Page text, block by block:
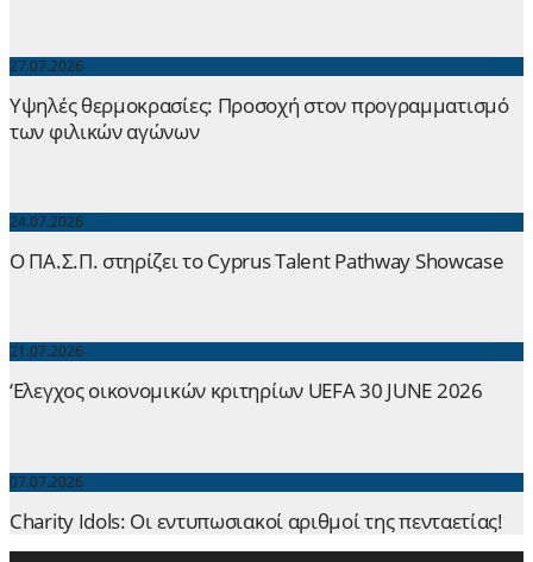
27.07.2026
Yψηλές θερμοκρασίες: Προσοχή στον προγραμματισμό
των φιλικών αγώνων
24.07.2026
Ο ΠΑ.Σ.Π. στηρίζει το Cyprus Talent Pathway Showcase
21.07.2026
‘Ελεγχος οικονομικών κριτηρίων UEFA 30 JUNE 2026
07.07.2026
Charity Idols: Οι εντυπωσιακοί αριθμοί της πενταετίας!